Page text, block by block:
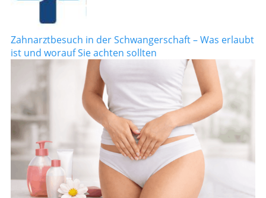
Zahnarztbesuch in der Schwangerschaft – Was erlaubt
ist und worauf Sie achten sollten